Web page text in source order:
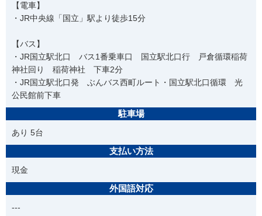
【電車】
・JR中央線「国立」駅より徒歩15分
【バス】
・JR国立駅北口 バス1番乗車口 国立駅北口行 戸倉循環稲荷
神社回り 稲荷神社 下車2分
・JR国立駅北口発 ぶんバス西町ルート・国立駅北口循環 光
公民館前下車
駐車場
あり 5台
支払い方法
現金
外国語対応
---